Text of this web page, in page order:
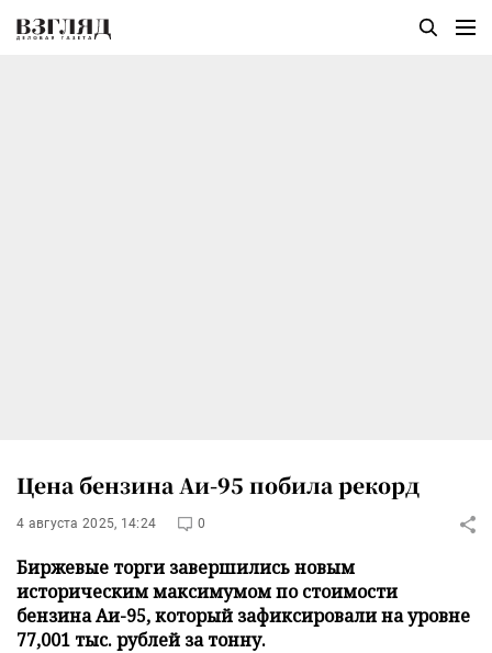
Цена бензина Аи-95 побила рекорд
4 августа 2025, 14:24 0
Биржевые торги завершились новым
историческим максимумом по стоимости
бензина Аи-95, который зафиксировали на уровне
77,001 тыс. рублей за тонну.